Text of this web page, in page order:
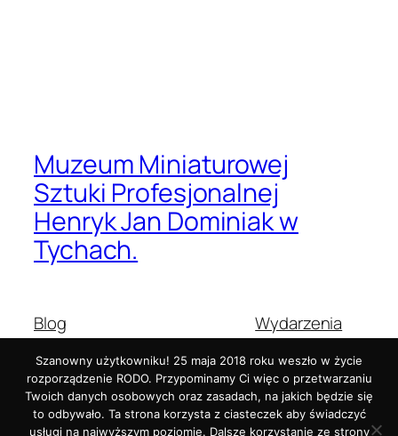
Muzeum Miniaturowej
Sztuki Profesjonalnej
Henryk Jan Dominiak w
Tychach.
Blog
O nas
Najczęściej zadawane pytania
Autorzy
Wydarzenia
Sklep
Wzorce
Motywy
Szanowny użytkowniku! 25 maja 2018 roku weszło w życie
rozporządzenie RODO. Przypominamy Ci więc o przetwarzaniu
Twoich danych osobowych oraz zasadach, na jakich będzie się
to odbywało. Ta strona korzysta z ciasteczek aby świadczyć
usługi na najwyższym poziomie. Dalsze korzystanie ze strony